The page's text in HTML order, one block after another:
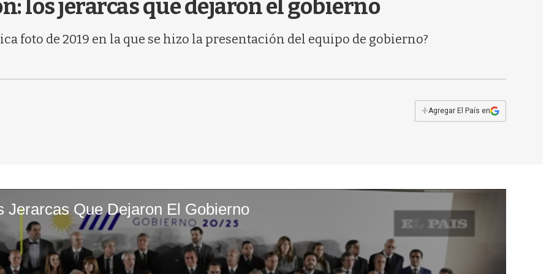
los jerarcas que dejaron el gobierno
foto de 2019 en la que se hizo la presentación del equipo de gobierno?
+Agregar El País en